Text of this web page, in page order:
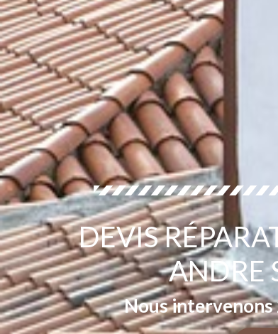
DEVIS
ANDRE
Nous intervenons